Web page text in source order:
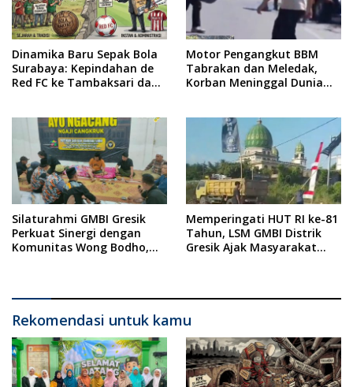
Dinamika Baru Sepak Bola
Surabaya: Kepindahan de
Red FC ke Tambaksari dan
Motor Pengangkut BBM
Tabrakan dan Meledak,
Korban Meninggal Dunia
Silaturahmi GMBI Gresik
Perkuat Sinergi dengan
Komunitas Wong Bodho,
Massal dan Santunan Anak
Yatim
Memperingati HUT RI ke-81
Tahun, LSM GMBI Distrik
Gresik Ajak Masyarakat
Rekomendasi untuk kamu